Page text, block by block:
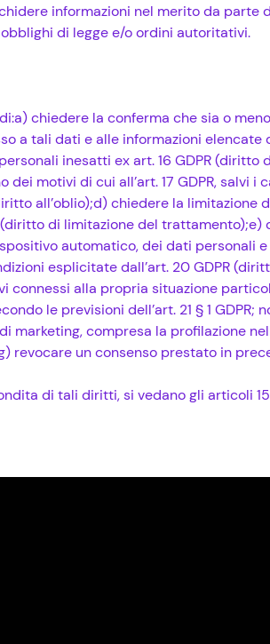
informazioni nel merito da
di legge e/o ordini autoritativi.
chiedere la conferma che sia o
a tali dati e alle informazioni elencate
inesatti ex art. 16 GDPR
dei motivi di cui all’art. 17 GDPR, salvi
all’oblio);d) chiedere la limitazione
(diritto di limitazione del
automatico, dei dati personali
esplicitate dall’art. 20 GDPR
connessi alla propria situazione
le previsioni dell’art. 21 § 1
compresa la profilazione
revocare un consenso prestato in
di tali diritti, si vedano gli articoli 15